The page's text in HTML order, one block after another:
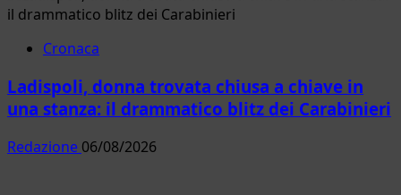
Cronaca
Ladispoli, donna trovata chiusa a chiave in
una stanza: il drammatico blitz dei Carabinieri
Redazione 06/08/2026